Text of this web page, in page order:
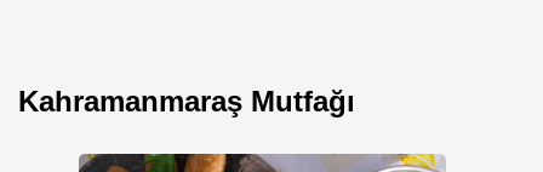
Kahramanmaraş Mutfağı